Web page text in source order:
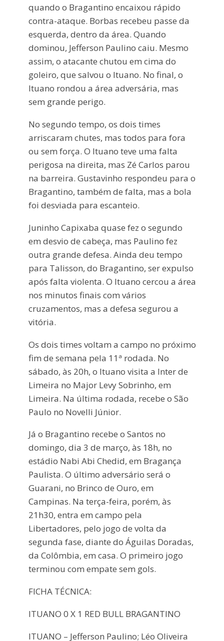
quando o Bragantino encaixou rápido
contra-ataque. Borbas recebeu passe da
esquerda, dentro da área. Quando
dominou, Jefferson Paulino caiu. Mesmo
assim, o atacante chutou em cima do
goleiro, que salvou o Ituano. No final, o
Ituano rondou a área adversária, mas
sem grande perigo.
No segundo tempo, os dois times
arriscaram chutes, mas todos para fora
ou sem força. O Ituano teve uma falta
perigosa na direita, mas Zé Carlos parou
na barreira. Gustavinho respondeu para o
Bragantino, também de falta, mas a bola
foi desviada para escanteio.
Juninho Capixaba quase fez o segundo
em desvio de cabeça, mas Paulino fez
outra grande defesa. Ainda deu tempo
para Talisson, do Bragantino, ser expulso
após falta violenta. O Ituano cercou a área
nos minutos finais com vários
cruzamentos, mas a defesa segurou a
vitória.
Os dois times voltam a campo no próximo
fim de semana pela 11ª rodada. No
sábado, às 20h, o Ituano visita a Inter de
Limeira no Major Levy Sobrinho, em
Limeira. Na última rodada, recebe o São
Paulo no Novelli Júnior.
Já o Bragantino recebe o Santos no
domingo, dia 3 de março, às 18h, no
estádio Nabi Abi Chedid, em Bragança
Paulista. O último adversário será o
Guarani, no Brinco de Ouro, em
Campinas. Na terça-feira, porém, às
21h30, entra em campo pela
Libertadores, pelo jogo de volta da
segunda fase, diante do Águilas Doradas,
da Colômbia, em casa. O primeiro jogo
terminou com empate sem gols.
FICHA TÉCNICA:
ITUANO 0 X 1 RED BULL BRAGANTINO
ITUANO – Jefferson Paulino; Léo Oliveira